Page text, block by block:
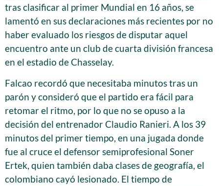
tras clasificar al primer Mundial en 16 años, se
lamentó en sus declaraciones más recientes por no
haber evaluado los riesgos de disputar aquel
encuentro ante un club de cuarta división francesa
en el estadio de Chasselay.
Falcao recordó que necesitaba minutos tras un
parón y consideró que el partido era fácil para
retomar el ritmo, por lo que no se opuso a la
decisión del entrenador Claudio Ranieri. A los 39
minutos del primer tiempo, en una jugada donde
fue al cruce el defensor semiprofesional Soner
Ertek, quien también daba clases de geografía, el
colombiano cayó lesionado. El tiempo de